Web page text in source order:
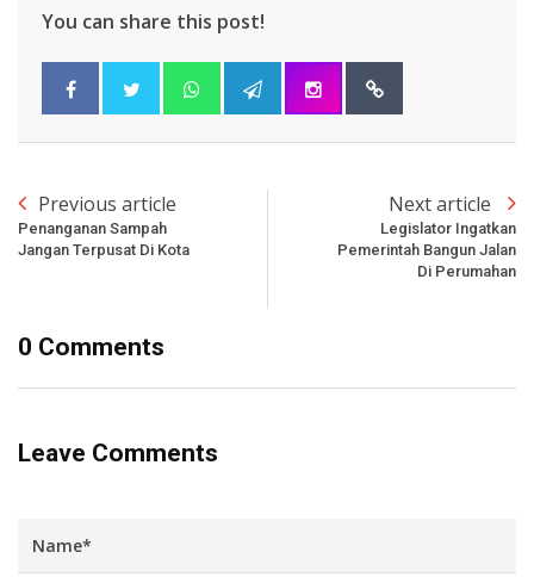
You can share this post!
Previous article
Penanganan Sampah
Jangan Terpusat Di Kota
Next article
Legislator Ingatkan
Pemerintah Bangun Jalan
Di Perumahan
0 Comments
Leave Comments